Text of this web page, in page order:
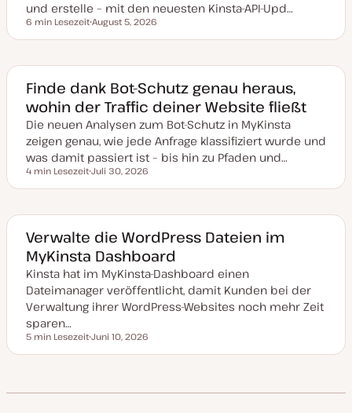
und erstelle – mit den neuesten Kinsta-API-Upd…
Lesezeit
6 min Lesezeit
a
u
a
k
t
u
a
i
s
i
e
August 5, 2026
Finde dank Bot-Schutz genau heraus,
wohin der Traffic deiner Website fließt
Die neuen Analysen zum Bot-Schutz in MyKinsta
zeigen genau, wie jede Anfrage klassifiziert wurde und
was damit passiert ist – bis hin zu Pfaden und…
Lesezeit
4 min Lesezeit
a
u
k
t
u
a
i
s
r
Juli 30, 2026
Verwalte die WordPress Dateien im
MyKinsta Dashboard
Kinsta hat im MyKinsta-Dashboard einen
Dateimanager veröffentlicht, damit Kunden bei der
Verwaltung ihrer WordPress-Websites noch mehr Zeit
sparen…
Lesezeit
5 min Lesezeit
a
Juni 10, 2026